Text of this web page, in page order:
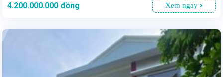
4.200.000.000 đồng Xem ngay